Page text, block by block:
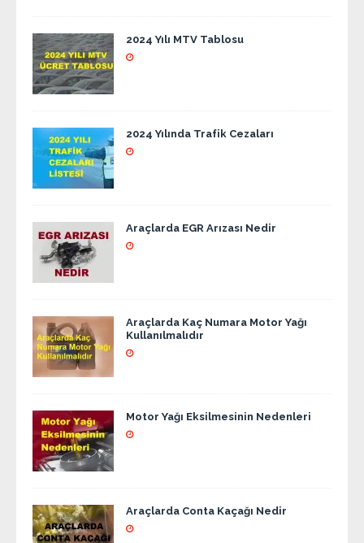
2024 Yılı MTV Tablosu
2024 Yılında Trafik Cezaları
Araçlarda EGR Arızası Nedir
Araçlarda Kaç Numara Motor Yağı
Kullanılmalıdır
Motor Yağı Eksilmesinin Nedenleri
Araçlarda Conta Kaçağı Nedir